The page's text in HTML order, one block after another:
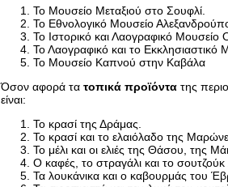
Το Μουσείο Μεταξιού στο Σουφλί.
Το Εθνολογικό Μουσείο
Το Ιστορικό και Λαογραφικό Μουσείο
Το Λαογραφικό και το Εκκλησιαστικό
Το Μουσείο Καπνού στην Καβάλα
Όσον αφορά τα τοπικά προϊόντα της
είναι:
Το κρασί της Δράμας.
Το κρασί και το ελαιόλαδο της
Το μέλι και οι ελιές της Θάσου, της
Ο καφές, το στραγάλι και το
Τα λουκάνικα και ο καβουρμάς του